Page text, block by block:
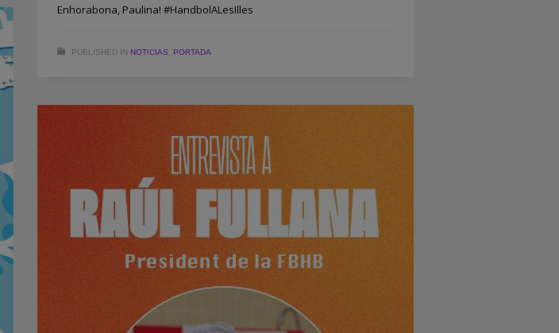
Enhorabona, Paulina! #HandbolALesIlles
PUBLISHED IN NOTICIAS PORTADA